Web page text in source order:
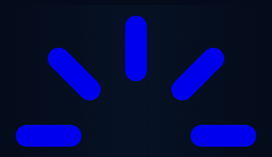
Перейти к основному содержанию